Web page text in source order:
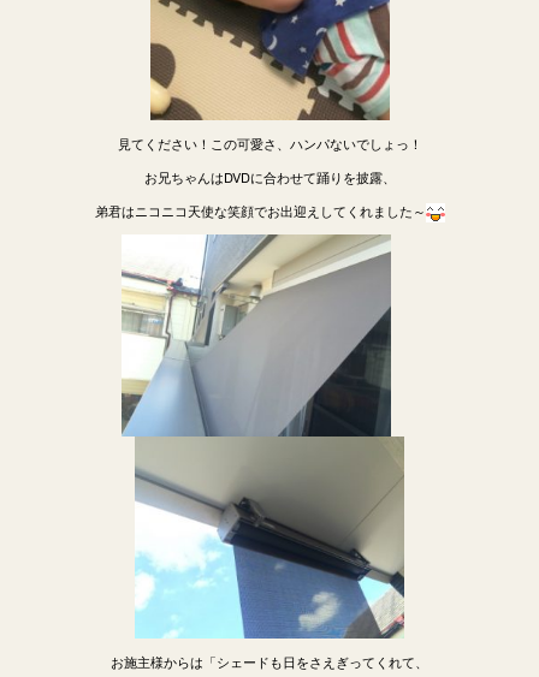
見てください！この可愛さ、ハンパないでしょっ！
お兄ちゃんはDVDに合わせて踊りを披露、
弟君はニコニコ天使な笑顔でお出迎えしてくれました～
お施主様からは「シェードも日をさえぎってくれて、